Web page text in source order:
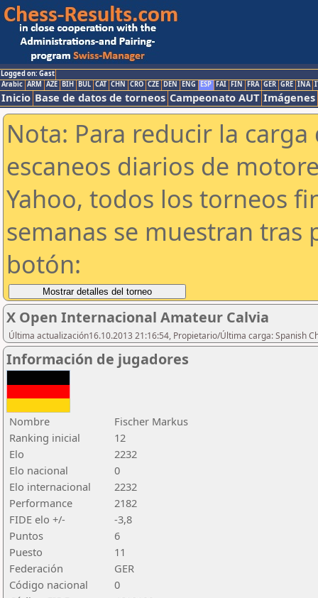
Logged on: Gast
Arabic ARM AZE BIH BUL CAT CHN CRO CZE DEN ENG ESP FAI FIN FRA GER GRE INA
Inicio Base de datos de torneos Campeonato AUT Imágenes
Nota: Para reducir la
escaneos diarios de
Yahoo, todos los torneos
semanas se muestran tras
botón:
X Open Internacional Amateur Calvia
Última actualización16.10.2013 21:16:54, Propietario/Última carga: Spanish
Información de jugadores
Nombre
Fischer Markus
Ranking inicial
12
Elo
2232
Elo nacional
0
Elo internacional
2232
Performance
2182
FIDE elo +/-
-3,8
Puntos
6
Puesto
11
Federación
GER
Código nacional
0